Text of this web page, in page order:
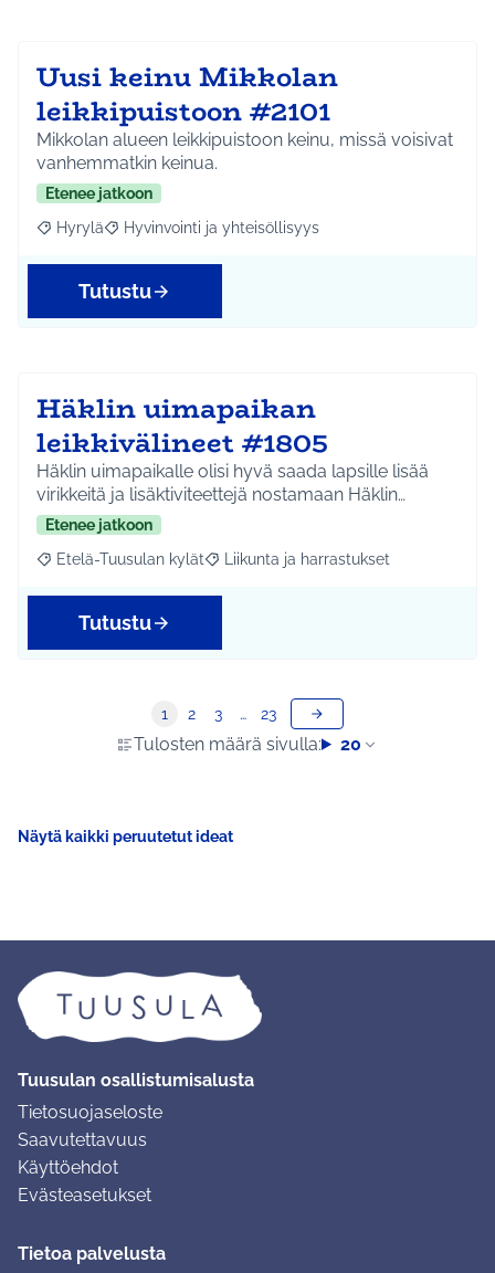
Uusi keinu Mikkolan
leikkipuistoon #2101
Mikkolan alueen leikkipuistoon keinu, missä voisivat
vanhemmatkin keinua.
Etenee jatkoon
Rajaa tulokset aihepiirin mukaan: Hyrylä
Hyrylä Rajaa tulokset teeman mukaan: Hyvinvointi ja
Hyvinvointi ja yhteisöllisyys
Tutustu
Häklin uimapaikan
leikkivälineet #1805
Häklin uimapaikalle olisi hyvä saada lapsille lisää
virikkeitä ja lisäktiviteettejä nostamaan Häklin…
Etenee jatkoon
Rajaa tulokset aihepiirin mukaan: Etelä-Tuusulan kylät
Etelä-Tuusulan kylät Rajaa tulokset teeman mukaan:
Liikunta ja harrastukset
Tutustu
Tulosten määrä sivulla: 20
1 2 3 … 23
Näytä kaikki peruutetut ideat
Tuusulan osallistumisalusta
Tietosuojaseloste
Saavutettavuus
Käyttöehdot
Evästeasetukset
Tietoa palvelusta